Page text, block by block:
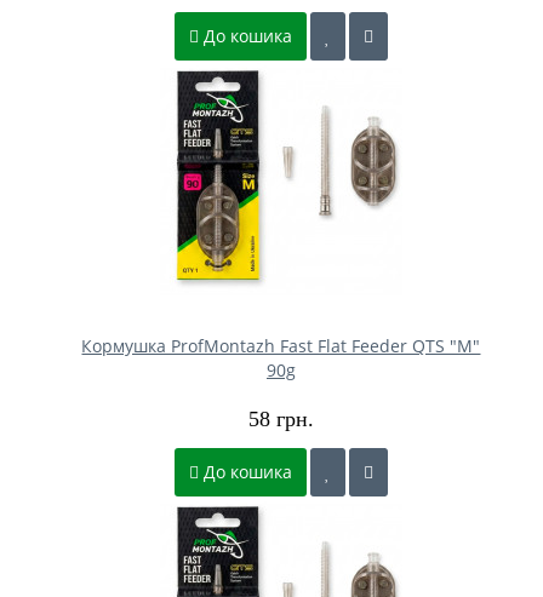
До кошика
Кормушка ProfMontazh Fast Flat Feeder QTS "M"
90g
58 грн.
До кошика